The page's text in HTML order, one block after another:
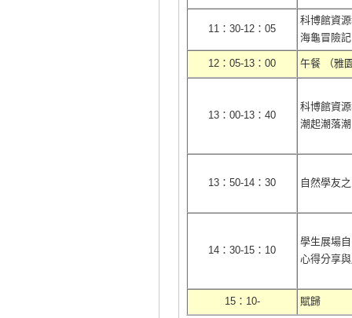
11 ： 30-12 ： 05
科博館資
海龜冒險
12 ： 05-13 ： 00 午餐 （雅
13 ： 00-13 ： 40
科博館資
潮起潮落
13 ： 50-14 ： 30 自然學友
14 ： 30-15 ： 10
學生展場
心得分享
15： 10- 賦歸